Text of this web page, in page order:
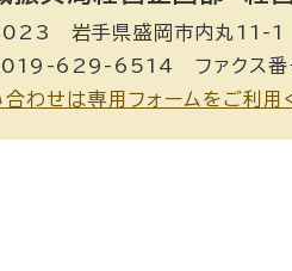
岩手県盛岡市内丸11-1
019-629-6514 ファクス
わせは専用フォームをご利用